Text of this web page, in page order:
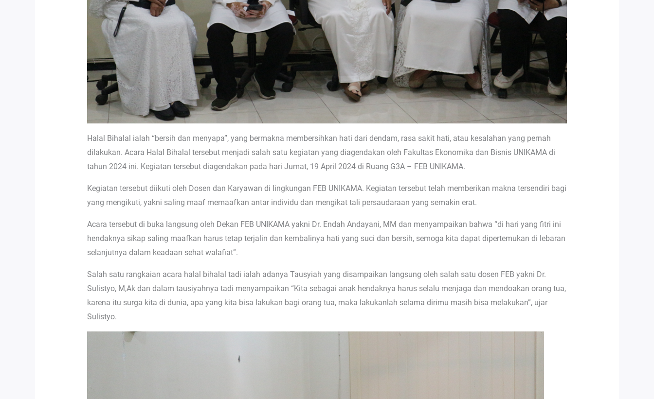
Halal Bihalal ialah “bersih dan menyapa”, yang bermakna membersihkan hati dari dendam, rasa sakit hati, atau kesalahan yang pernah
dilakukan. Acara Halal Bihalal tersebut menjadi salah satu kegiatan yang diagendakan oleh Fakultas Ekonomika dan Bisnis UNIKAMA di
tahun 2024 ini. Kegiatan tersebut diagendakan pada hari Jumat, 19 April 2024 di Ruang G3A – FEB UNIKAMA.
Kegiatan tersebut diikuti oleh Dosen dan Karyawan di lingkungan FEB UNIKAMA. Kegiatan tersebut telah memberikan makna tersendiri bagi
yang mengikuti, yakni saling maaf memaafkan antar individu dan mengikat tali persaudaraan yang semakin erat.
Acara tersebut di buka langsung oleh Dekan FEB UNIKAMA yakni Dr. Endah Andayani, MM dan menyampaikan bahwa “di hari yang fitri ini
hendaknya sikap saling maafkan harus tetap terjalin dan kembalinya hati yang suci dan bersih, semoga kita dapat dipertemukan di lebaran
selanjutnya dalam keadaan sehat walafiat”.
Salah satu rangkaian acara halal bihalal tadi ialah adanya Tausyiah yang disampaikan langsung oleh salah satu dosen FEB yakni Dr.
Sulistyo, M,Ak dan dalam tausiyahnya tadi menyampaikan “Kita sebagai anak hendaknya harus selalu menjaga dan mendoakan orang tua,
karena itu surga kita di dunia, apa yang kita bisa lakukan bagi orang tua, maka lakukanlah selama dirimu masih bisa melakukan”, ujar
Sulistyo.